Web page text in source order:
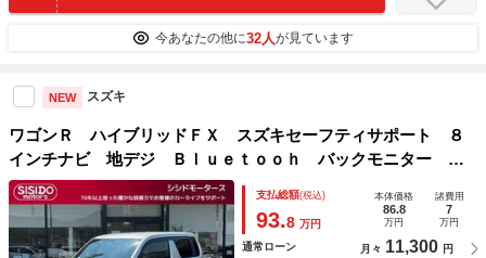
今あなたの他に32人が見ています
NEW スズキ
ワゴンＲ ハイブリッドＦＸ スズキセーフティサポート ８
インチナビ 地デジ Ｂｌｕｅｔｏｏｈ バックモニター シ
ートヒーター スマートキー クリアランスソナー レーンキ
ープアシスト 横滑り防止 格納ミラー Ｗエアバック 禁煙
車
支払総額(税込)
93.8 万円
本体価格
86.8
万円
諸費用
7
万円
通常ローン 月々 11,300 円